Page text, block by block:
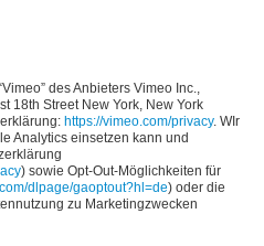
des Anbieters Vimeo Inc.,
18th Street New York, New York
https://vimeo.com/privacy. WIr
Analytics einsetzen kann und
) sowie Opt-Out-Möglichkeiten für
dlpage/gaoptout?hl=de) oder die
zu Marketingzwecken